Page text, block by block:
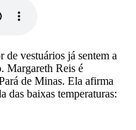
de vestuários já sentem a
Margareth Reis é
de Minas. Ela afirma
das baixas temperaturas: